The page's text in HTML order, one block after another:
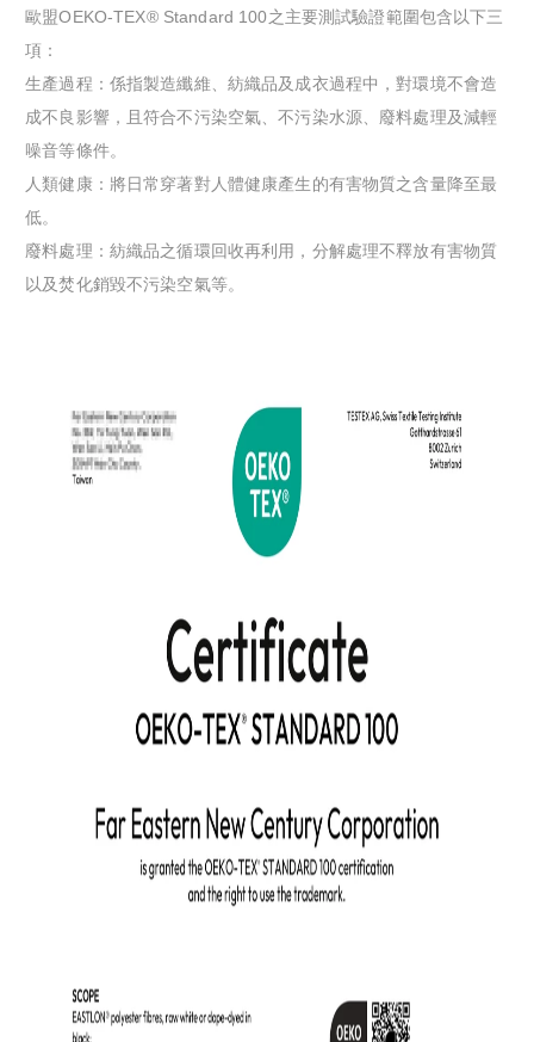
歐盟OEKO-TEX® Standard 100之主要測試驗證範圍包含以下三
項：
生產過程：係指製造纖維、紡織品及成衣過程中，對環境不會造
成不良影響，且符合不污染空氣、不污染水源、廢料處理及減輕
噪音等條件。
人類健康：將日常穿著對人體健康產生的有害物質之含量降至最
低。
廢料處理：紡織品之循環回收再利用，分解處理不釋放有害物質
以及焚化銷毀不污染空氣等。